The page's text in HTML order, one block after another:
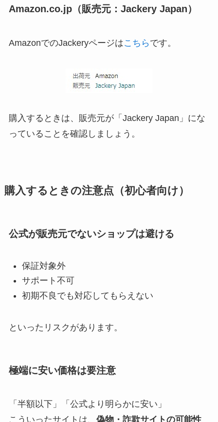
Amazon.co.jp（販売元：Jackery Japan）
AmazonでのJackeryページはこちら です。
購入するときは、販売元が「Jackery Japan」にな
っていることを確認しましょう。
購入するときの注意点（初心者向け）
公式が販売元でないショップは避ける
保証対象外
サポート不可
初期不良でも対応してもらえない
といったリスクがあります。
極端に安い価格は要注意
「半額以下」「公式より明らかに安い」
こういったサイトは、 偽物・詐欺サイトの可能性